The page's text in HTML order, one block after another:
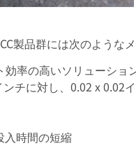
製品群には次のような
率の高いソリューショ
チに対し、0.02 x 0.02
入時間の短縮